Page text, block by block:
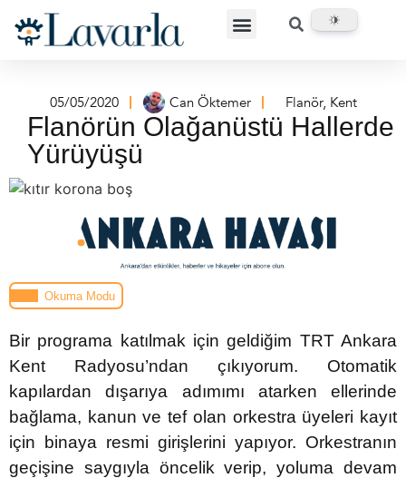
05/05/2020 Can Öktemer Flanör, Kent
Flanörün Olağanüstü Hallerde
Yürüyüşü
Okuma Modu
Bir programa katılmak için geldiğim TRT Ankara
Kent Radyosu’ndan çıkıyorum. Otomatik
kapılardan dışarıya adımımı atarken ellerinde
bağlama, kanun ve tef olan orkestra üyeleri kayıt
için binaya resmi girişlerini yapıyor. Orkestranın
geçişine saygıyla öncelik verip, yoluma devam